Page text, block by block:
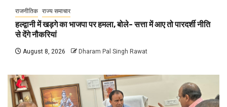
राजनीतिक राज्य समाचार
हल्द्वानी में खड़गे का भाजपा पर हमला, बोले- सत्ता में आए तो पारदर्शी नीति
से देंगे नौकरियां
August 8, 2026 Dharam Pal Singh Rawat